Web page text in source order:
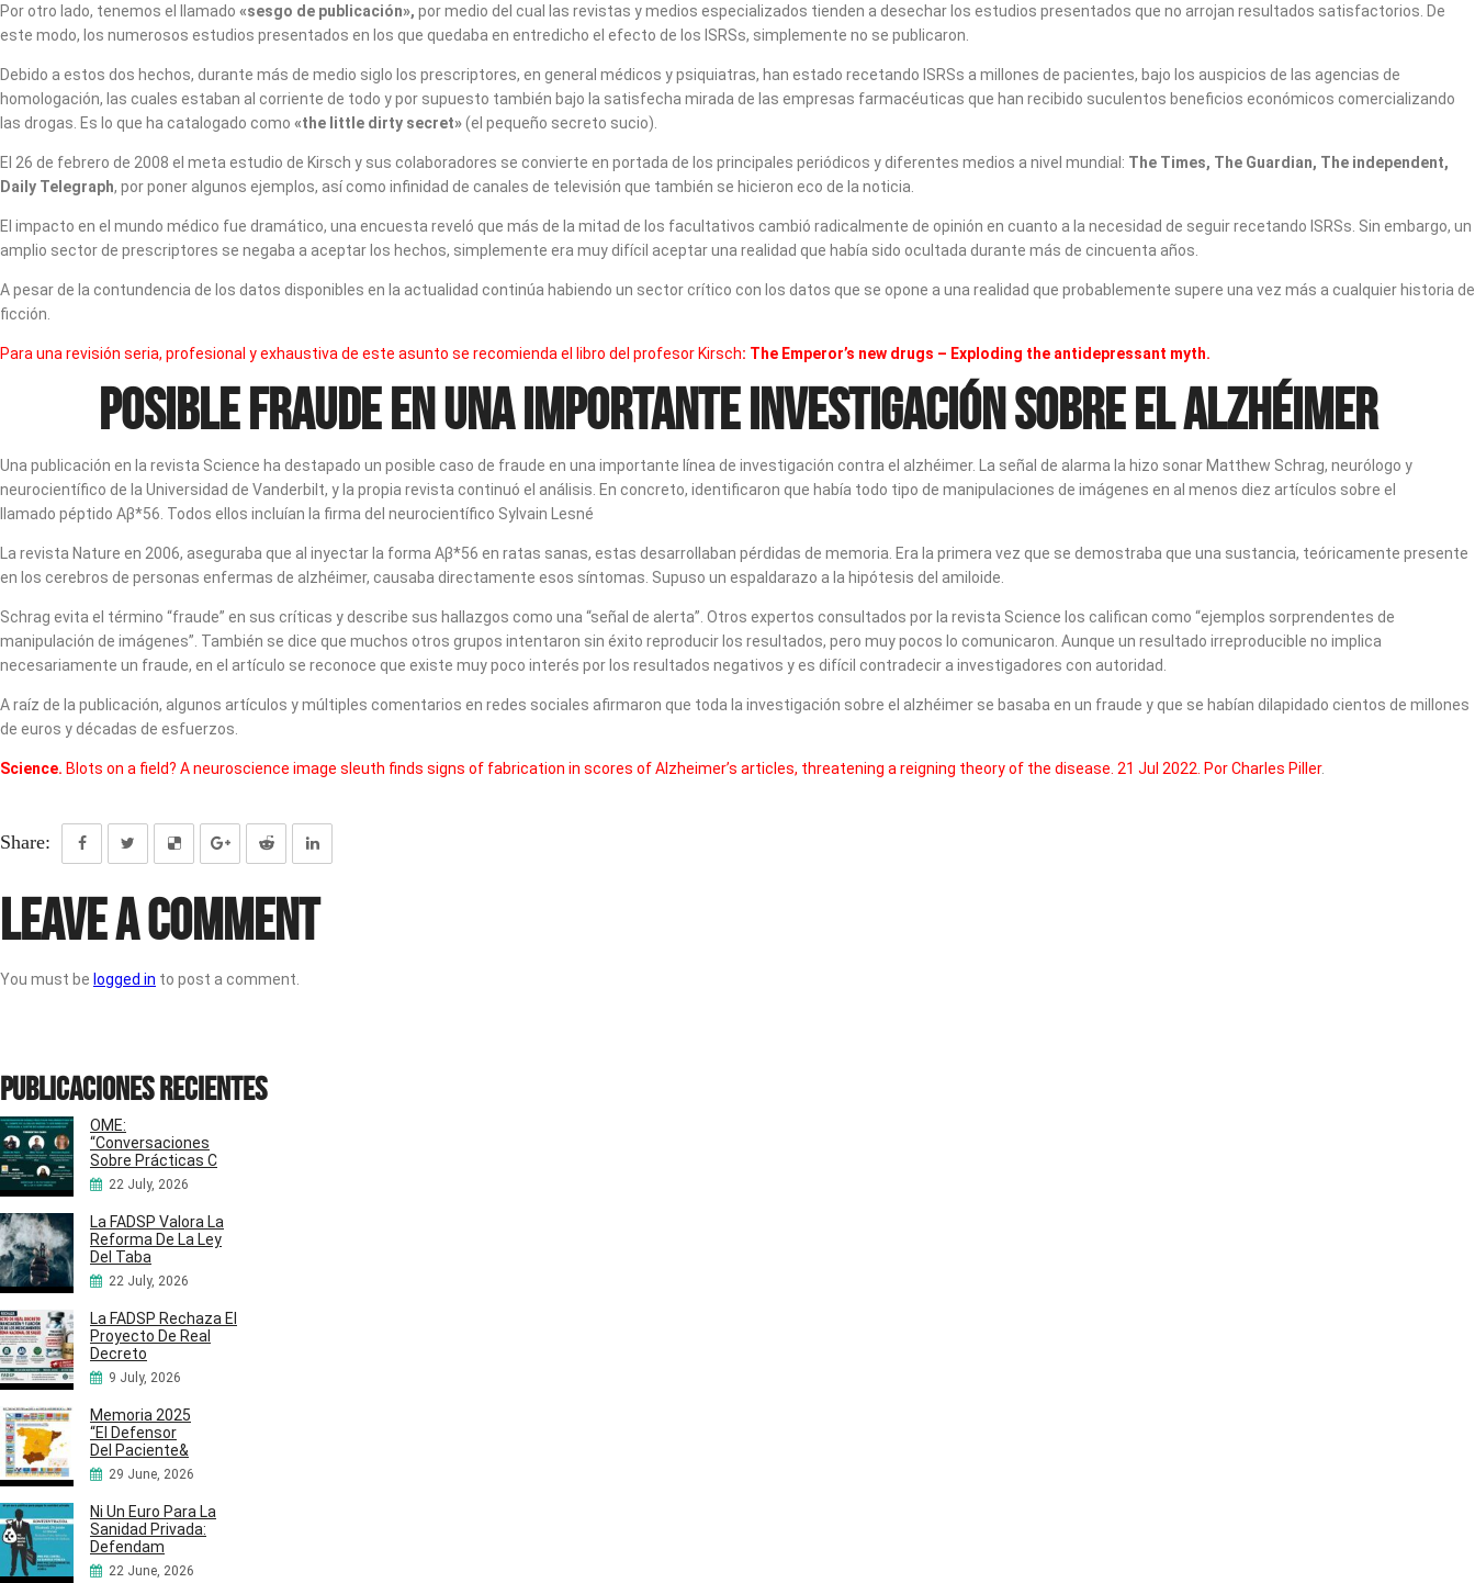
Por otro lado, tenemos el llamado «sesgo de publicación», por medio del cual las revistas y medios especializados tienden a desechar los estudios presentados que no arrojan resultados satisfactorios. De
este modo, los numerosos estudios presentados en los que quedaba en entredicho el efecto de los ISRSs, simplemente no se publicaron.
Debido a estos dos hechos, durante más de medio siglo los prescriptores, en general médicos y psiquiatras, han estado recetando ISRSs a millones de pacientes, bajo los auspicios de las agencias de
homologación, las cuales estaban al corriente de todo y por supuesto también bajo la satisfecha mirada de las empresas farmacéuticas que han recibido suculentos beneficios económicos comercializando
las drogas. Es lo que ha catalogado como «the little dirty secret»(el pequeño secreto sucio).
El 26 de febrero de 2008 el meta estudio de Kirsch y sus colaboradores se convierte en portada de los principales periódicos y diferentes medios a nivel mundial: The Times, The Guardian, The independent,
Daily Telegraph, por poner algunos ejemplos, así como infinidad de canales de televisión que también se hicieron eco de la noticia.
El impacto en el mundo médico fue dramático, una encuesta reveló que más de la mitad de los facultativos cambió radicalmente de opinión en cuanto a la necesidad de seguir recetando ISRSs. Sin embargo, un
amplio sector de prescriptores se negaba a aceptar los hechos, simplemente era muy difícil aceptar una realidad que había sido ocultada durante más de cincuenta años.
A pesar de la contundencia de los datos disponibles en la actualidad continúa habiendo un sector crítico con los datos que se opone a una realidad que probablemente supere una vez más a cualquier historia de
ficción.
Para una revisión seria, profesional y exhaustiva de este asunto se recomienda el libro del profesor Kirsch: The Emperor’s new drugs – Exploding the antidepressant myth.
Posible fraude en una importante investigación sobre el alzhéimer
Una publicación en la revista Science ha destapado un posible caso de fraude en una importante línea de investigación contra el alzhéimer. La señal de alarma la hizo sonar Matthew Schrag, neurólogo y
neurocientífico de la Universidad de Vanderbilt, y la propia revista continuó el análisis. En concreto, identificaron que había todo tipo de manipulaciones de imágenes en al menos diez artículos sobre el
llamado péptido Aβ*56. Todos ellos incluían la firma del neurocientífico Sylvain Lesné
La revista Nature en 2006, aseguraba que al inyectar la forma Aβ*56 en ratas sanas, estas desarrollaban pérdidas de memoria. Era la primera vez que se demostraba que una sustancia, teóricamente presente
en los cerebros de personas enfermas de alzhéimer, causaba directamente esos síntomas. Supuso un espaldarazo a la hipótesis del amiloide.
Schrag evita el término “fraude” en sus críticas y describe sus hallazgos como una “señal de alerta”. Otros expertos consultados por la revista Science los califican como “ejemplos sorprendentes de
manipulación de imágenes”. También se dice que muchos otros grupos intentaron sin éxito reproducir los resultados, pero muy pocos lo comunicaron. Aunque un resultado irreproducible no implica
necesariamente un fraude, en el artículo se reconoce que existe muy poco interés por los resultados negativos y es difícil contradecir a investigadores con autoridad.
A raíz de la publicación, algunos artículos y múltiples comentarios en redes sociales afirmaron que toda la investigación sobre el alzhéimer se basaba en un fraude y que se habían dilapidado cientos de millones
de euros y décadas de esfuerzos.
Science. Blots on a field? A neuroscience image sleuth finds signs of fabrication in scores of Alzheimer’s articles, threatening a reigning theory of the disease. 21 Jul 2022. Por Charles Piller.
Share:
Leave a Comment
You must be logged in to post a comment.
Publicaciones recientes
OME:
“Conversaciones
Sobre Prácticas C
22 July, 2026
La FADSP Valora La
Reforma De La Ley
Del Taba
22 July, 2026
La FADSP Rechaza El
Proyecto De Real
Decreto
9 July, 2026
Memoria 2025
“El Defensor
Del Paciente&
29 June, 2026
Ni Un Euro Para La
Sanidad Privada:
Defendam
22 June, 2026